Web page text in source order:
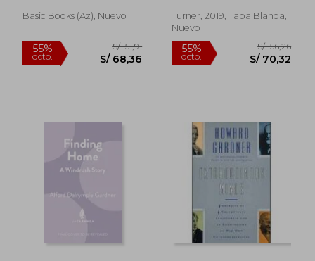
(en Inglés)
Basic Books (az), Nuevo
Turner, 2019, Tapa Blanda,
Nuevo